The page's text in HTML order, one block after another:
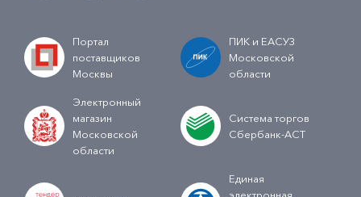
Портал
поставщиков
Москвы
ПИК и ЕАСУЗ
Московской
области
Электронный
магазин
Московской
области
Система торгов
Сбербанк-АСТ
Единая